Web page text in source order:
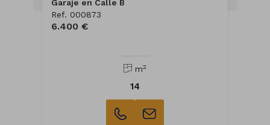
Garaje en Calle B
Ref. 000873
6.400 €
m2
14